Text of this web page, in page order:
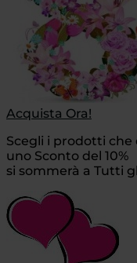
Acquista Ora!
Scegli i prodotti che
uno Sconto del 10%
si sommerà a Tutti